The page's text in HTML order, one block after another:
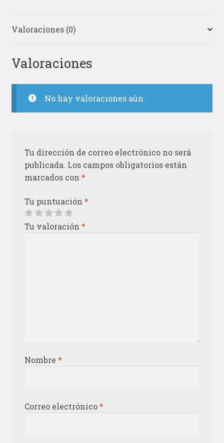
Valoraciones (0)
Valoraciones
No hay valoraciones aún.
Tu dirección de correo electrónico no será
publicada. Los campos obligatorios están
marcados con *
Tu puntuación *
Tu valoración *
Nombre *
Correo electrónico*